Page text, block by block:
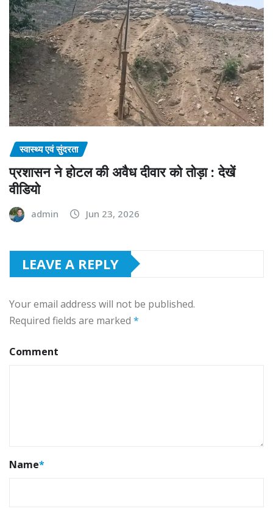
स्वास्थ्य एवं सुंदरता
प्रशासन ने होटल की अवैध दीवार को तोड़ा : देखें
वीडियो
admin Jun 23, 2026
LEAVE A REPLY
Your email address will not be published.
Required fields are marked *
Comment
Name*